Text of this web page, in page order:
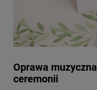
Oprawa
ceremonii